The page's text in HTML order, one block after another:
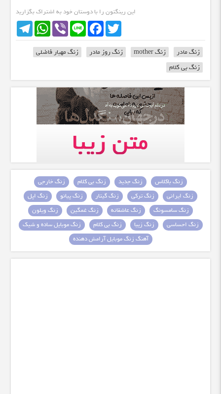
این رینگتون را با دوستان خود به اشتراک بگزارید
TelegramWhatsApp Viber Line
FacebookTwitter
زنگ مادر زنگ mother زنگ روز مادر
زنگ مهیار فاضلی
زنگ بی کلام
زنگ باکلاس زنگ جدید زنگ بی کلام
زنگ خارجی
زنگ ایرانی
زنگ ترکی زنگ گیتار زنگ پیانو
زنگ اپل
زنگ سامسونگ
زنگ عاشقانه زنگ غمگین
زنگ ویلون
زنگ احساسی
زنگ زیبا زنگ بی کلام
زنگ موبایل ساده و شیک
آهنگ زنگ موبایل آرامش دهنده